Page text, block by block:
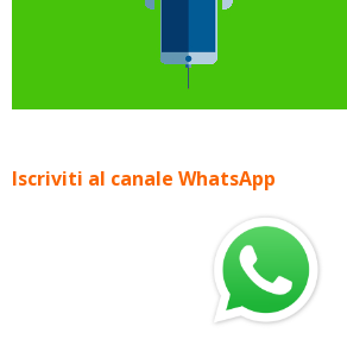
Iscriviti al canale WhatsApp